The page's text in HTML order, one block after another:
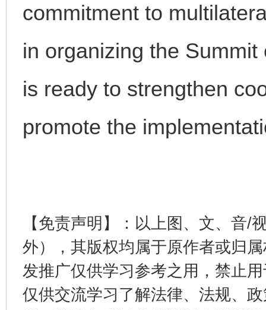
commitment to
in organizing the
is ready to strengthen
promote the
【免责声明】：以上图、文、音/
外），其版权均属于原作者或归
发推广仅供学习参考之用，禁止
仅供交流学习了解法律、法规、
千年窑火 生生不息 一